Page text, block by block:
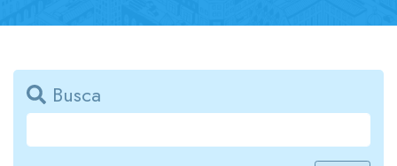
Busca